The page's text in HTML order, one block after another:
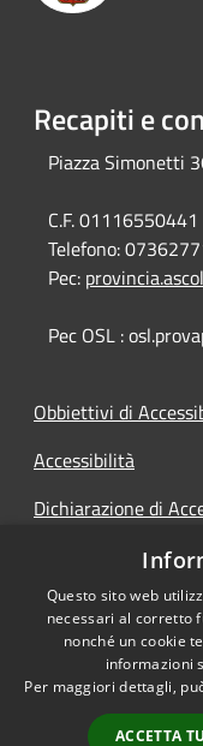
Recapiti e
Piazza Simonetti
C.F. 01116550441
Telefono:
Pec:
Pec OSL :
Obbiettivi di
Accessibilità
Dichiarazione di
Accesso Civico
Accessibilità
Questo sito web
necessari al corretto
nonché un cookie
informazioni
Per maggiori dettagli,
ACCETTA